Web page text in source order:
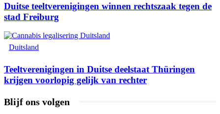
Duitse teeltverenigingen winnen rechtszaak tegen de
stad Freiburg
Duitsland
Teeltverenigingen in Duitse deelstaat Thüringen
krijgen voorlopig gelijk van rechter
Blijf ons volgen